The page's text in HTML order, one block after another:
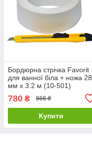
Бордюрна стрічка Favorit
для ванної біла + ножа 28
мм х 3.2 м (10-501)
780 ₴ 866 ₴
Купити